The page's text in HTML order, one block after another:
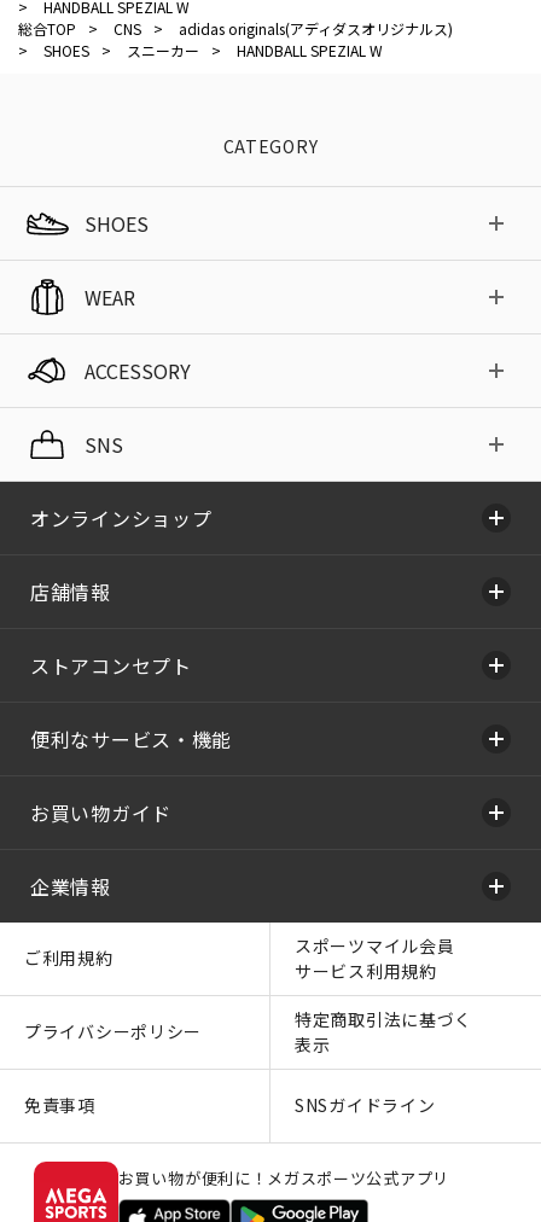
>
HANDBALL SPEZIAL W
総合TOP
> CNS >
adidas originals(アディダスオリジナルス)
>
SHOES > スニーカー > HANDBALL SPEZIAL W
CATEGORY
SHOES
WEAR
ACCESSORY
SNS
オンラインショップ
店舗情報
ストアコンセプト
便利なサービス・機能
お買い物ガイド
企業情報
ご利用規約
スポーツマイル会員
サービス利用規約
プライバシーポリシー
特定商取引法に基づく
表示
免責事項 SNSガイドライン
お買い物が便利に！メガスポーツ公式アプリ